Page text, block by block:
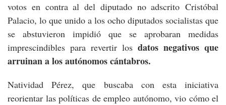
votos en contra al del diputado no adscrito Cristóbal
Palacio, lo que unido a los ocho diputados socialistas que
se abstuvieron impidió que se aprobaran medidas
imprescindibles para revertir los datos negativos que
arruinan a los autónomos cántabros.
Natividad Pérez, que buscaba con esta iniciativa
reorientar las políticas de empleo autónomo, vio cómo el